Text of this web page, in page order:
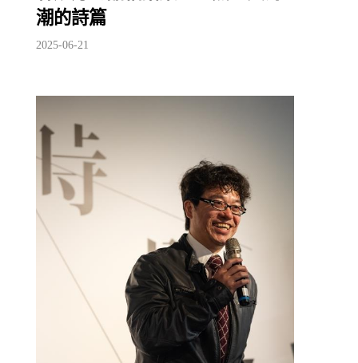
潮的詩篇
2025-06-21